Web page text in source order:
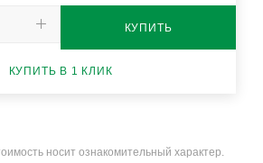
КУПИТЬ
КУПИТЬ В 1 КЛИК
носит ознакомительный характер.